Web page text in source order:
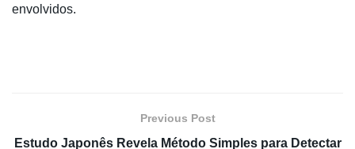
envolvidos.
Previous Post
Estudo Japonês Revela Método Simples para Detectar